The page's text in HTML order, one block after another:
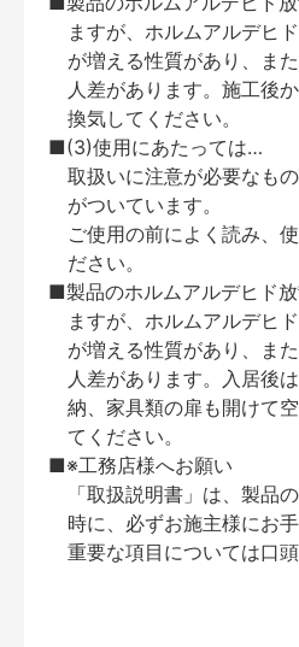
ますが、ホルムアルデヒ
が増える性質があり、ま
人差があります。施工後
換気してください。
■(3)使用にあたっては…
取扱いに注意が必要なも
がついています。
ご使用の前によく読み、
ださい。
■製品のホルムアルデヒド
ますが、ホルムアルデヒ
が増える性質があり、ま
人差があります。入居後
納、家具類の扉も開けて
てください。
■※工務店様へお願い
「取扱説明書」は、製品
時に、必ずお施主様にお
重要な項目については口